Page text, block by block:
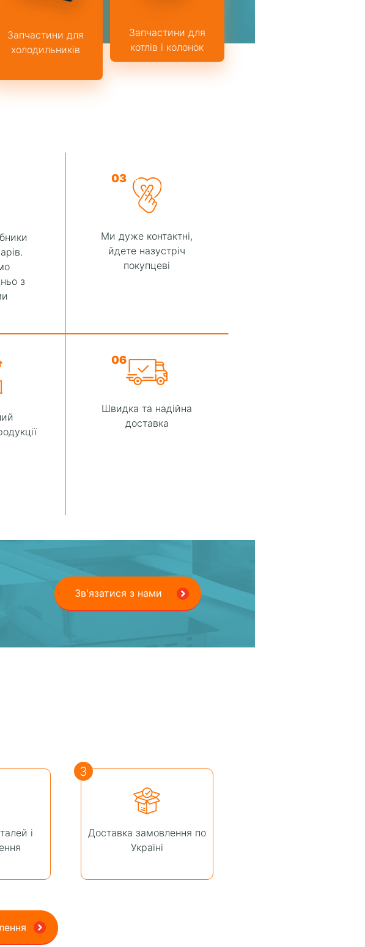
Запчастини для
холодильників
Запчастини для
котлів і колонок
з
03
Ми дуже контактні,
йдете назустріч
покупцеві
06
Швидка та надійна
доставка
Зв'язатися з нами
і
3
Доставка замовлення по
Україні